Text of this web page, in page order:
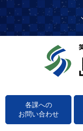
各課への
お問い合わせ